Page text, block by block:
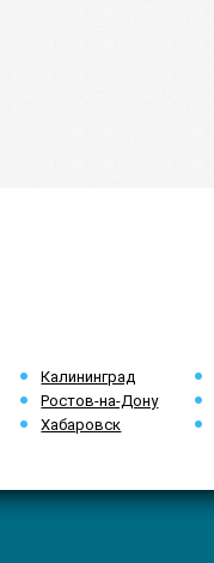
Калининград
Ростов-на-Дону
Хабаровск